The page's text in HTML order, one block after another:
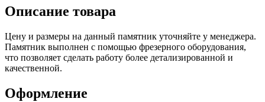
Описание товара
Цену и размеры на данный памятник уточняйте у менеджера.
Памятник выполнен с помощью фрезерного оборудования,
что позволяет сделать работу более детализированной и
качественной.
Оформление